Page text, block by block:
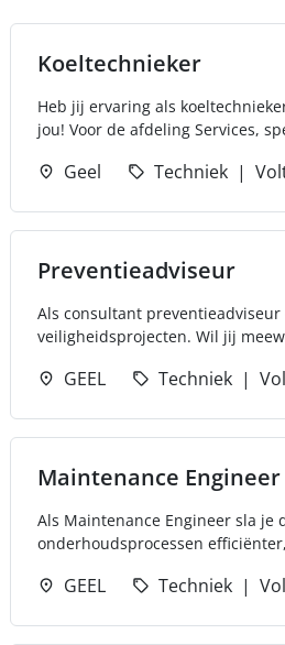
Koeltechnieker
Heb jij ervaring als
jou! Voor de afdeling Services,
Geel Techniek
Preventieadviseur
Als consultant
veiligheidsprojecten. Wil jij
GEEL Techniek
Maintenance Engineer
Als Maintenance Engineer sla
onderhoudsprocessen
GEEL Techniek